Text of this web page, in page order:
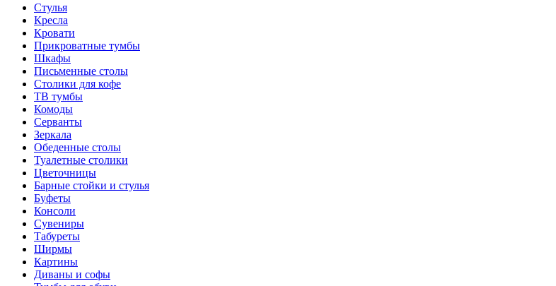
Стулья
Кресла
Кровати
Прикроватные тумбы
Шкафы
Письменные столы
Столики для кофе
ТВ тумбы
Комоды
Серванты
Зеркала
Обеденные столы
Туалетные столики
Цветочницы
Барные стойки и стулья
Буфеты
Консоли
Сувениры
Табуреты
Ширмы
Картины
Диваны и софы